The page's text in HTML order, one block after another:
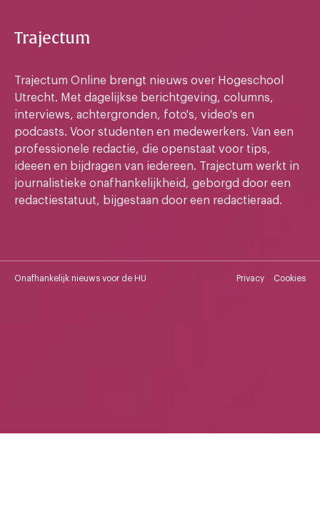
Trajectum
Trajectum Online brengt nieuws over Hogeschool
Utrecht. Met dagelijkse berichtgeving, columns,
interviews, achtergronden, foto's, video's en
podcasts. Voor studenten en medewerkers. Van een
professionele redactie, die openstaat voor tips,
ideeen en bijdragen van iedereen. Trajectum werkt in
journalistieke onafhankelijkheid, geborgd door een
redactiestatuut, bijgestaan door een redactieraad.
Onafhankelijk nieuws voor de HU Privacy Cookies